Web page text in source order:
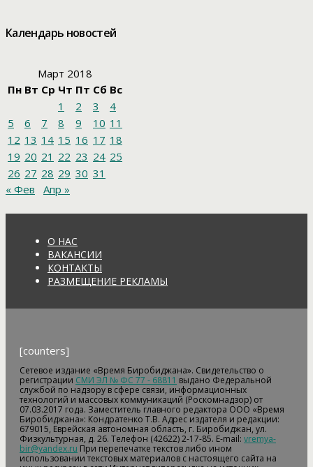
Календарь новостей
Март 2018
Пн Вт Ср Чт Пт Сб Вс
1
2 3
4
5
6 7 8 9 10 11
12 13 14 15 16 17 18
19 20 21 22 23 24 25
26 27 28 29 30 31
« Фев
Апр »
О НАС
ВАКАНСИИ
КОНТАКТЫ
РАЗМЕЩЕНИЕ РЕКЛАМЫ
[counters]
Сетевое издание «Время Биробиджана». Свидетельство о
регистрации СМИ ЭЛ № ФС 77 - 68811 выдано Федеральной
службой по надзору в сфере связи, информационных
технологий и массовых коммуникаций (Роскомнадзор) от
07.03.2017 года. Заместитель главного редактора ООО «Время
Биробиджана»: Кондратенко Т.В. Адрес издателя и редакции:
679015, Еврейская автономная область, г. Биробиджан, ул.
Физкультурная, д. 26. Телефон (42622) 2-17-85. E-mail: vremya-
bir@yandex.ru При перепечатке текстов либо ином
использовании текстовых материалов с настоящего сайта на